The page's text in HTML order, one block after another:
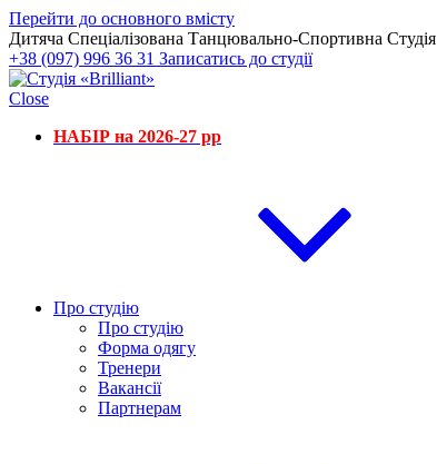
Перейти до основного вмісту
Дитяча Спеціалізована Танцювально-Спортивна Студія
+38 (097) 996 36 31 Записатись до студії
Close
НАБІР на 2026-27 рр
Про студію
Про студію
Форма одягу
Тренери
Вакансії
Партнерам